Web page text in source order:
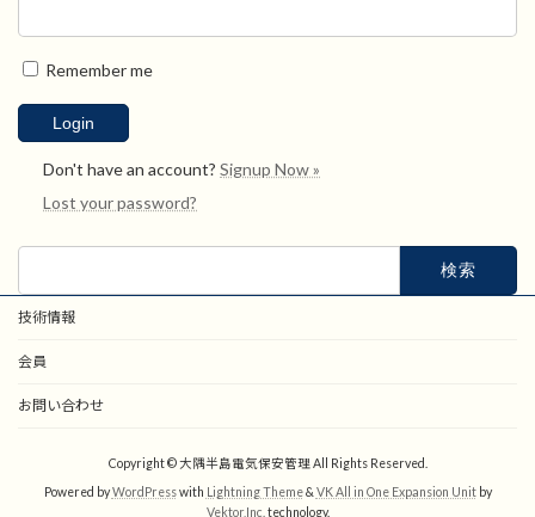
Remember me
Don't have an account? Signup Now »
Lost your password?
技術情報
会員
お問い合わせ
Copyright © 大隅半島電気保安管理 All Rights Reserved.
Powered byWordPresswith Lightning Theme& VK All in One Expansion Unitby
Vektor,Inc. technology.